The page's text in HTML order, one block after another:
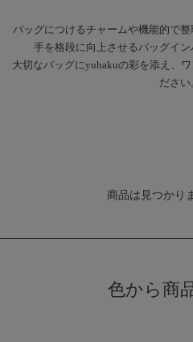
バッグにつけるチャームや機能的で
手を格段に向上させるバッグイン
大切なバッグにyuhakuの彩を添え、
ださい
商品は見つかり
色から商